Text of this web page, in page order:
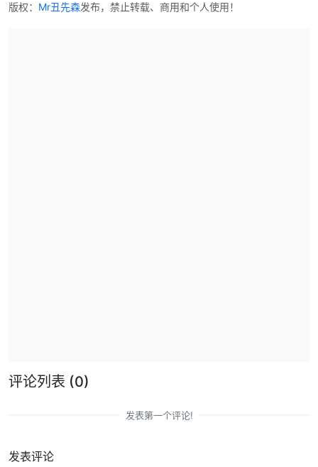
版权： Mr丑先森发布，禁止转载、商用和个人使用！
评论列表 (0)
发表第一个评论!
发表评论